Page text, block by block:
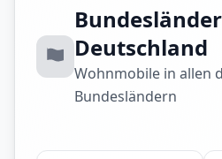
Deutschland
Wohnmobile in allen
Bundesländern